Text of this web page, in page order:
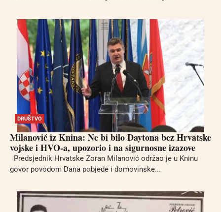
DRUŠTVO
Milanović iz Knina: Ne bi bilo Daytona bez Hrvatske
vojske i HVO-a, upozorio i na sigurnosne izazove
Predsjednik Hrvatske Zoran Milanović održao je u Kninu
govor povodom Dana pobjede i domovinske...